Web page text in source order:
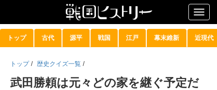
トップ 古代 源平 戦国 江戸 幕末維新 近現代
トップ / 歴史クイズ一覧 /
武田勝頼は元々どの家を継ぐ予定だ